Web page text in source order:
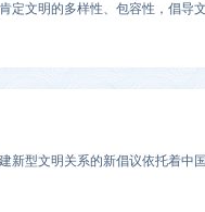
定文明的多样性、包容性，倡导
新型文明关系的新倡议依托着中